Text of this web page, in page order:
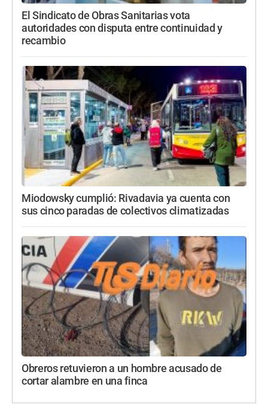
El Sindicato de Obras Sanitarias vota
autoridades con disputa entre continuidad y
recambio
Miodowsky cumplió: Rivadavia ya cuenta con
sus cinco paradas de colectivos climatizadas
Obreros retuvieron a un hombre acusado de
cortar alambre en una finca